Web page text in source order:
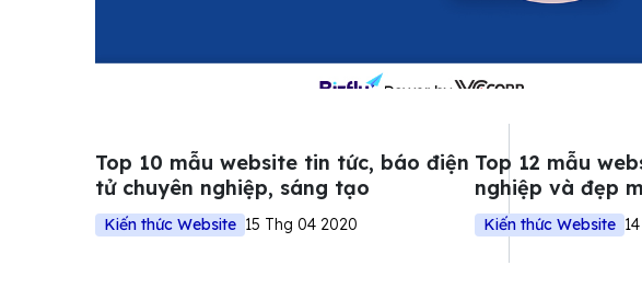
Top 10 mẫu website tin tức, báo điện
tử chuyên nghiệp, sáng tạo
Kiến thức Website 15 Thg 04 2020
Top 12 mẫu
nghiệp và đẹp
Kiến thức Website